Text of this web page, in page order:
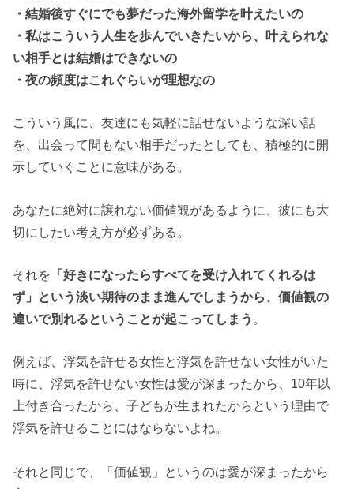
・結婚後すぐにでも夢だった海外留学を叶えたいの
・私はこういう人生を歩んでいきたいから、叶えられな
い相手とは結婚はできないの
・夜の頻度はこれぐらいが理想なの
こういう風に、友達にも気軽に話せないような深い話
を、出会って間もない相手だったとしても、積極的に開
示していくことに意味がある。
あなたに絶対に譲れない価値観があるように、彼にも大
切にしたい考え方が必ずある。
それを 「好きになったらすべてを受け入れてくれるは
ず」という淡い期待のまま進んでしまうから、価値観の
違いで別れるということが起こってしまう 。
例えば、浮気を許せる女性と浮気を許せない女性がいた
時に、浮気を許せない女性は愛が深まったから、10年以
上付き合ったから、子どもが生まれたからという理由で
浮気を許せることにはならないよね。
それと同じで、「価値観」というのは愛が深まったから